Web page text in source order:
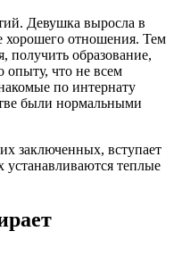
Девушка выросла в
хорошего отношения. Тем
получить образование,
опыту, что не всем
по интернату
были нормальными
заключенных, вступает
теплые